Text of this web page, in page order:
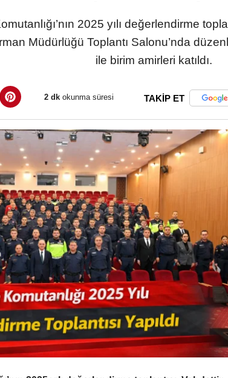
2025 yılı değerlendirme
Müdürlüğü Toplantı Salonu’nda
ile birim amirleri katıldı.
2 dk okunma süresi TAKİP ET